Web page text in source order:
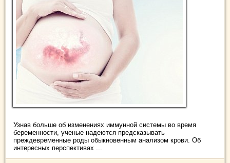
Узнав больше об изменениях иммунной системы во время
беременности, ученые надеются предсказывать
преждевременные роды обыкновенным анализом крови. Об
интересных перспективах ...